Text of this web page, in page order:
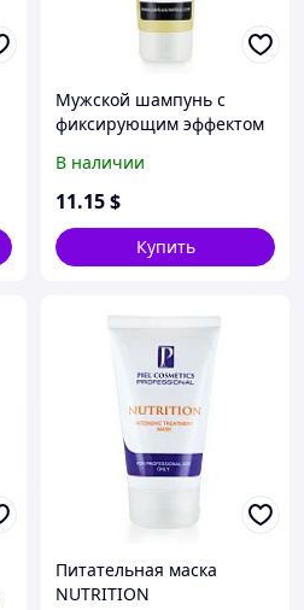
Мужской шампунь с
фиксирующим эффектом
В наличии
11.15$
Купить
Питательная маска
NUTRITION